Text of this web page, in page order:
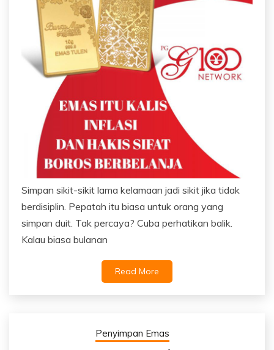
Simpan sikit-sikit lama kelamaan jadi sikit jika tidak
berdisiplin. Pepatah itu biasa untuk orang yang
simpan duit. Tak percaya? Cuba perhatikan balik.
Kalau biasa bulanan
Read More
Penyimpan Emas